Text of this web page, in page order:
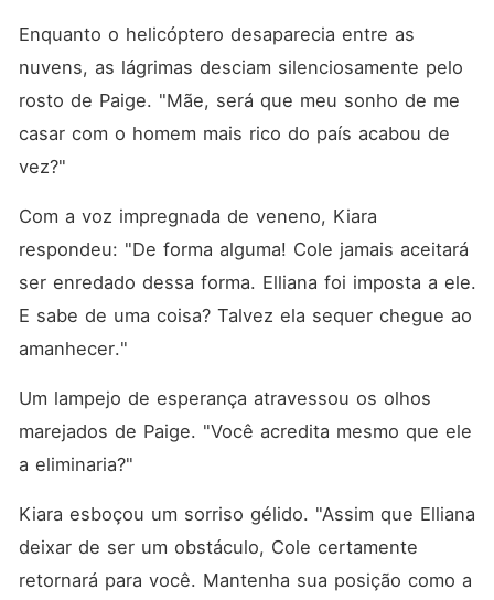
Enquanto o helicóptero desaparecia entre as
nuvens, as lágrimas desciam silenciosamente pelo
rosto de Paige. "Mãe, será que meu sonho de me
casar com o homem mais rico do país acabou de
vez?"
Com a voz impregnada de veneno, Kiara
respondeu: "De forma alguma! Cole jamais aceitará
ser enredado dessa forma. Elliana foi imposta a ele.
E sabe de uma coisa? Talvez ela sequer chegue ao
amanhecer."
Um lampejo de esperança atravessou os olhos
marejados de Paige. "Você acredita mesmo que ele
a eliminaria?"
Kiara esboçou um sorriso gélido. "Assim que Elliana
deixar de ser um obstáculo, Cole certamente
retornará para você. Mantenha sua posição como a